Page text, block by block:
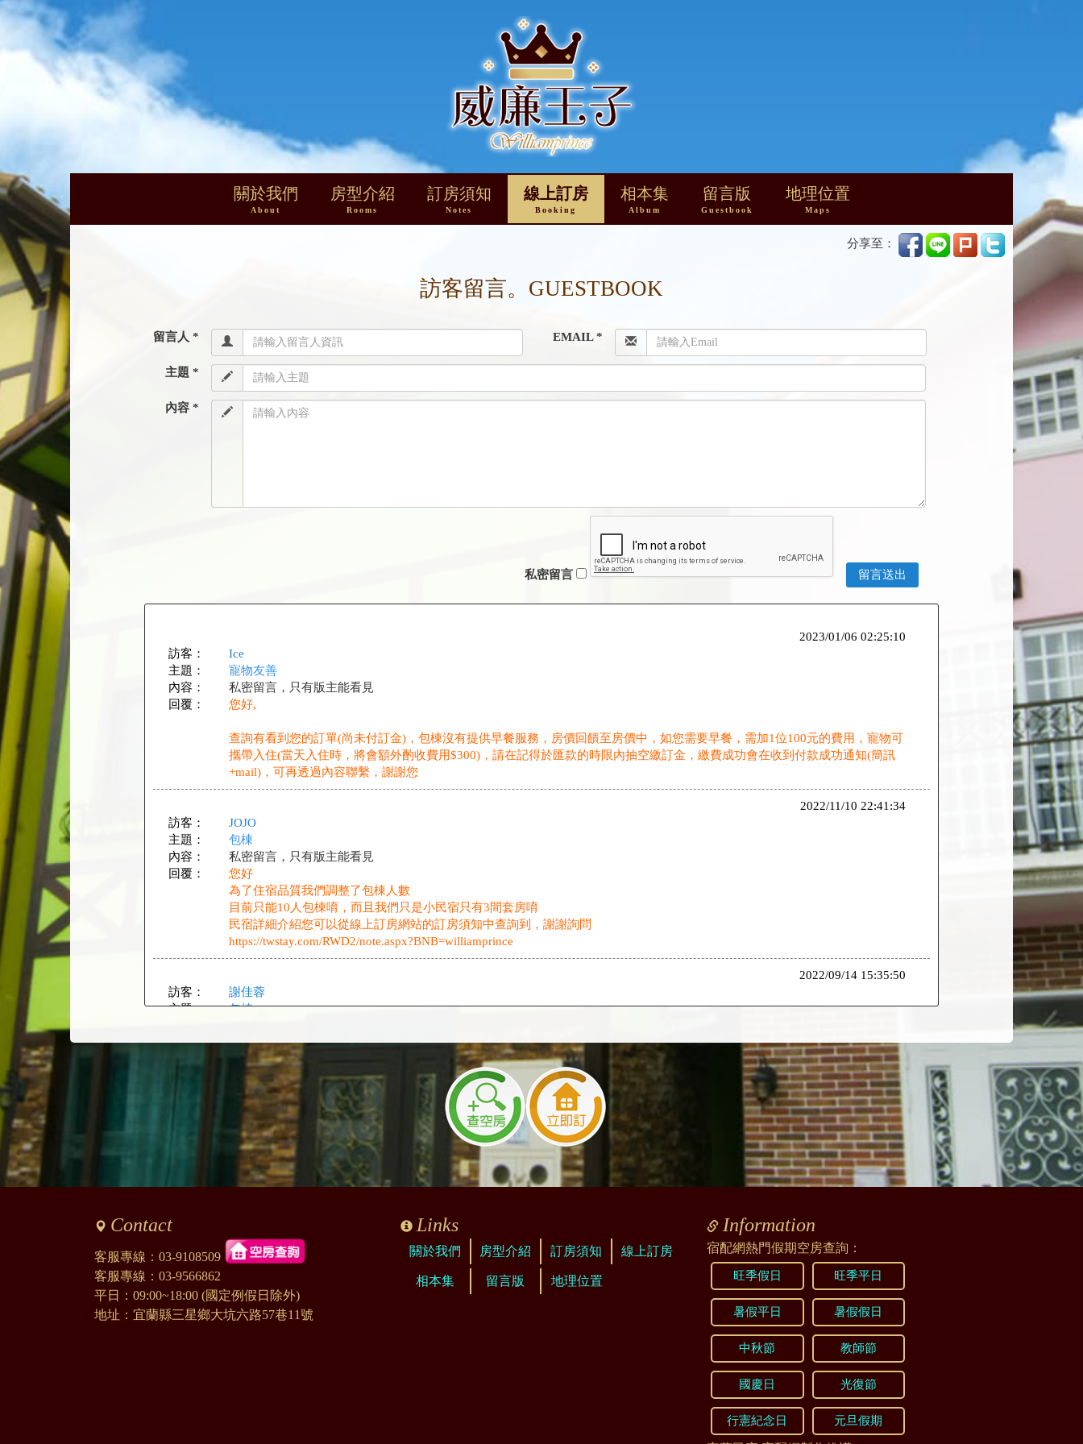
關於我們
About
房型介紹
Rooms
訂房須知
Notes
線上訂房
Booking
相本集
Album
留言版
Guestbook
地理位置
Maps
分享至：
訪客留言。GUESTBOOK
留言人 * EMAIL *
主題 *
內容 *
私密留言
2023/01/06 02:25:10
訪客：
Ice
主題：
寵物友善
內容：
私密留言，只有版主能看見
回覆：
您好,
查詢有看到您的訂單(尚未付訂金)，包棟沒有提供早餐服務，房價回饋至房價中，如您需要早餐，需加1位100元的費用，寵物可
攜帶入住(當天入住時，將會額外酌收費用$300)，請在記得於匯款的時限內抽空繳訂金，繳費成功會在收到付款成功通知(簡訊
+mail)，可再透過內容聯繫，謝謝您
2022/11/10 22:41:34
訪客：
JOJO
主題：
包棟
內容：
私密留言，只有版主能看見
回覆：
您好
為了住宿品質我們調整了包棟人數
目前只能10人包棟唷，而且我們只是小民宿只有3間套房唷
民宿詳細介紹您可以從線上訂房網站的訂房須知中查詢到，謝謝詢問
https://twstay.com/RWD2/note.aspx?BNB=williamprince
2022/09/14 15:35:50
訪客：
謝佳蓉
主題：
包棟
回覆：
您好
支付尾款時可以使用國旅卡
謝謝詢問
2022/08/17 22:17:50
過年包棟
私密留言，只有版主能看見
您好
2022/08/01 15:06:11
訪客：
李姿
主題：
內容：
私密留言，只有版主能看見
回覆：
您好
2022/03/10 12:31:53
Contact
客服專線： 03-9108509
客服專線： 03-9566862
平日：09:00~18:00 (國定例假日除外)
地址：宜蘭縣三星鄉大坑六路57巷11號
Links
關於我們 房型介紹 訂房須知 線上訂房
相本集 留言版 地理位置
Information
宿配網熱門假期空房查詢：
旺季假日 旺季平日
暑假平日 暑假假日
中秋節 教師節
國慶日 光復節
行憲紀念日 元旦假期